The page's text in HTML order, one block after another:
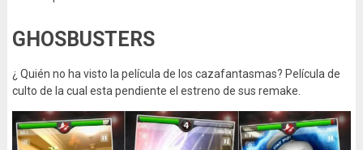
GHOSBUSTERS
¿ Quién no ha visto la película de los cazafantasmas? Película de
culto de la cual esta pendiente el estreno de sus remake.